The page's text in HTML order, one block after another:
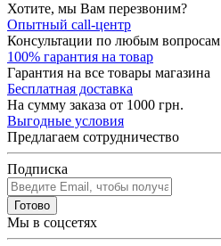
Хотите, мы Вам перезвоним?
Опытный call-центр
Консультации по любым вопросам
100% гарантия на товар
Гарантия на все товары магазина
Бесплатная доставка
На сумму заказа от 1000 грн.
Выгодные условия
Предлагаем сотрудничество
Подписка
Готово
Мы в соцсетях